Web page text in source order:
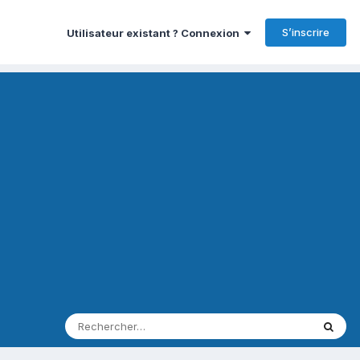
Utilisateur existant ? Connexion S’inscrire